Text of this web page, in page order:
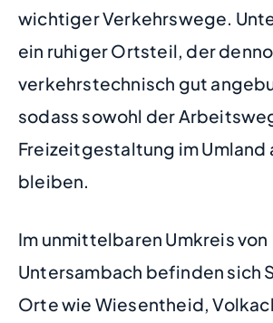
wichtiger Verkehrswege.
ein ruhiger Ortsteil, der
verkehrstechnisch gut
sodass sowohl der
Freizeitgestaltung im
bleiben.
Im unmittelbaren Umkreis von
Untersambach befinden sich
Orte wie Wiesentheid,